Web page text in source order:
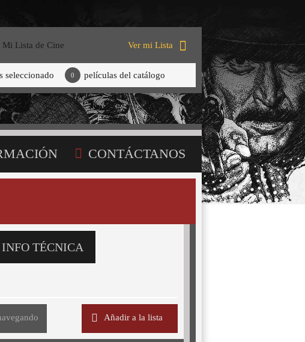
Mi Lista de Cine Ver mi Lista
seleccionado 0 películas del catálogo
CONTÁCTANOS
INFO TÉCNICA
Añadir a la lista